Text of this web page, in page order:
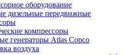
оборудование
дизельные передвижные
компрессоры
генераторы Atlas Copco
воздуха